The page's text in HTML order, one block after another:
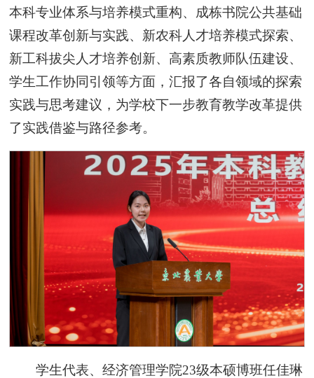
本科专业体系与培养模式重构、成栋书院公共基础
课程改革创新与实践、新农科人才培养模式探索、
新工科拔尖人才培养创新、高素质教师队伍建设、
学生工作协同引领等方面，汇报了各自领域的探索
实践与思考建议，为学校下一步教育教学改革提供
了实践借鉴与路径参考。
学生代表、经济管理学院23级本硕博班任佳琳